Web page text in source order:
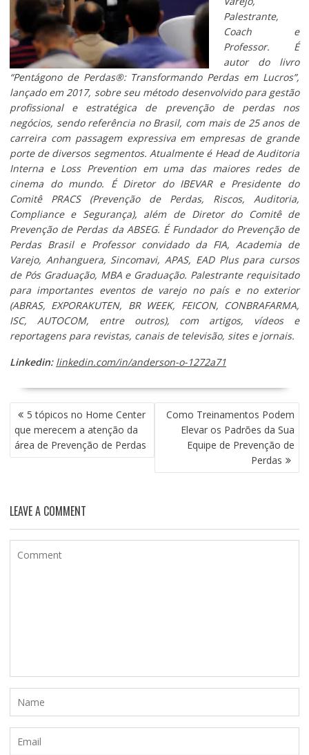
Palestrante,
Coach e
Professor. É
autor do livro
“Pentágono de Perdas®: Transformando Perdas em Lucros”,
lançado em 2017, sobre seu método desenvolvido para gestão
profissional e estratégica de prevenção de perdas nos
negócios, sendo referência no Brasil, com mais de 25 anos de
carreira com passagem expressiva em empresas de grande
porte de diversos segmentos. Atualmente é Head de Auditoria
Interna e Loss Prevention em uma das maiores redes de
cinema do mundo. É Diretor do IBEVAR e Presidente do
Comitê PRACS (Prevenção de Perdas, Riscos, Auditoria,
Compliance e Segurança), além de Diretor do Comitê de
Prevenção de Perdas da ABSEG. É Fundador do Prevenção de
Perdas Brasil e Professor convidado da FIA, Academia de
Varejo, Anhanguera, Sincomavi, APAS, EAD Plus para cursos
de Pós Graduação, MBA e Graduação. Palestrante requisitado
para importantes eventos de varejo no país e no exterior
(ABRAS, EXPORAKUTEN, BR WEEK, FEICON, CONBRAFARMA,
ISC, AUTOCOM, entre outros), com artigos, vídeos e
reportagens para revistas, canais de televisão, sites e jornais.
Linkedin: linkedin.com/in/anderson-o-1272a71
NAVEGAÇÃO
DE
POST
5 tópicos no Home Center
que merecem a atenção da
área de Prevenção de Perdas
Como Treinamentos Podem
Elevar os Padrões da Sua
Equipe de Prevenção de
Perdas
LEAVE A COMMENT